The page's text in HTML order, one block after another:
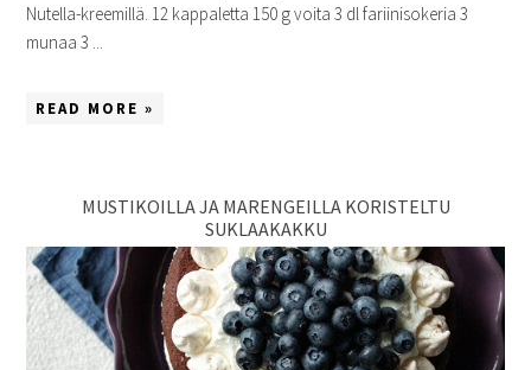
Nutella-kreemillä. 12 kappaletta 150 g voita 3 dl fariinisokeria 3
munaa 3 ...
READ MORE »
MUSTIKOILLA JA MARENGEILLA KORISTELTU
SUKLAAKAKKU